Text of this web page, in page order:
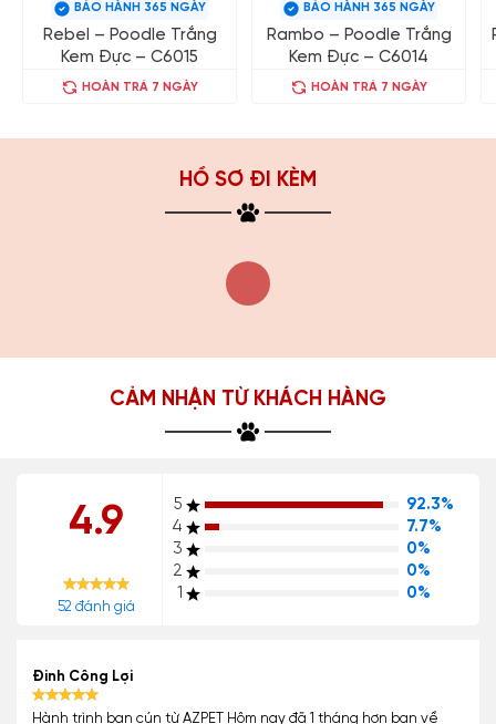
BẢO HÀNH 365 NGÀY
Rebel – Poodle Trắng
Kem Đực – C6015
HOÀN TRẢ 7 NGÀY
BẢO HÀNH 365 NGÀY
Rambo – Poodle Trắng
Kem Đực – C6014
HOÀN TRẢ 7 NGÀY
HỒ SƠ ĐI KÈM
CẢM NHẬN TỪ KHÁCH HÀNG
4.9
52 đánh giá
5
92.3%
4
7.7%
3
0%
2
0%
1
0%
Đinh Công Lợi
Hành trình bạn cún từ AZPET Hôm nay đã 1 tháng hơn bạn về